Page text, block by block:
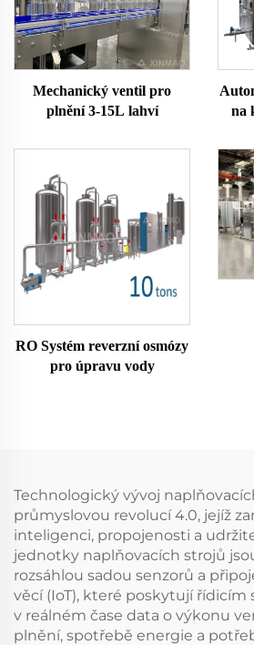
Mechanický ventil pro
plnění 3-15L lahví
na
RO Systém reverzní osmózy
pro úpravu vody
Technologický vývoj
průmyslovou revolucí 4.0, jejíž
inteligenci, propojenosti a
jednotky naplňovacích strojů
rozsáhlou sadou senzorů a
věcí (IoT), které poskytují
v reálném čase data o výkonu
plnění, spotřebě energie a